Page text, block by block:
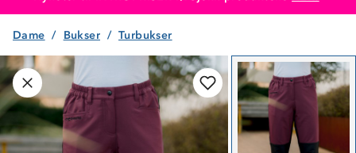
Produktet er lagt i handlekurven
Dame Bukser Turbukser